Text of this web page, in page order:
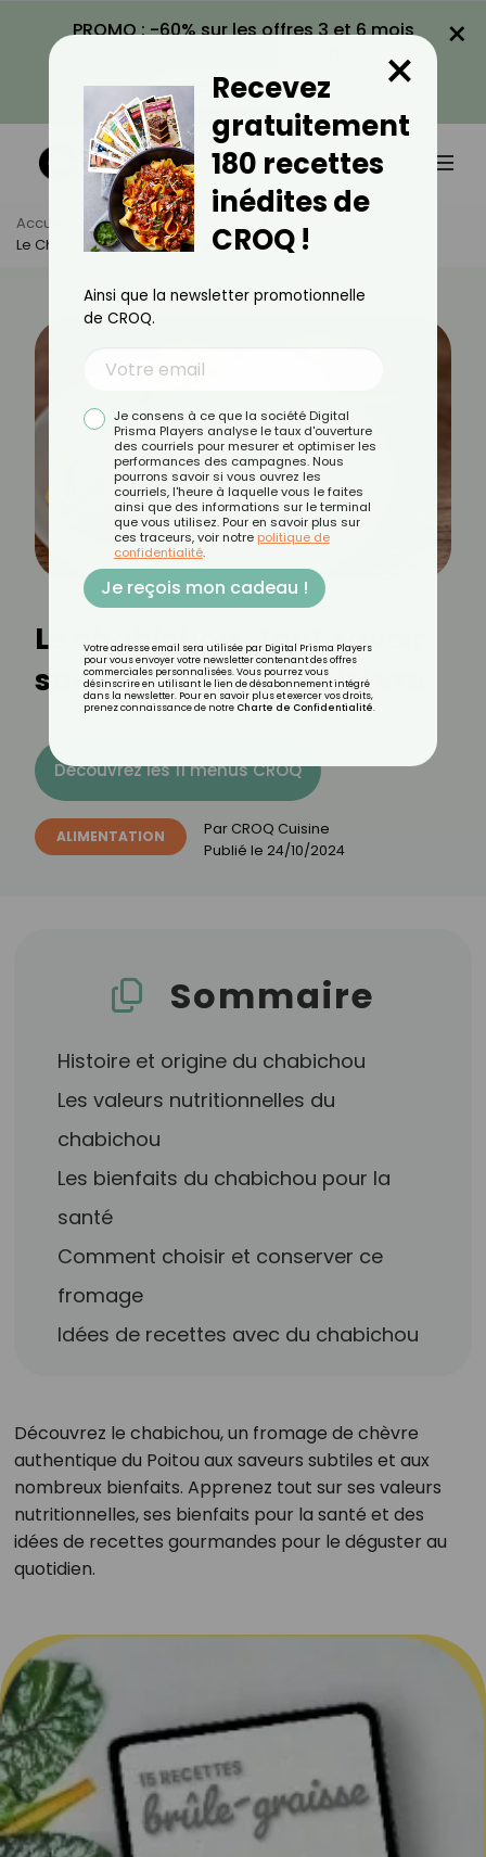
PROMO : -60% sur les offres 3 et 6 mois
VOIR LA PROMO
×
Accueil Actus
Alimentation
Le Chabichou : Tout Savoir Sur Ce Fromage De Chèvre
Le chabichou : tout savoir
sur ce fromage de chèvre
Découvrez les 11 menus CROQ
ALIMENTATION Par CROQ Cuisine
Publié le 24/10/2024
Sommaire
Histoire et origine du chabichou
Les valeurs nutritionnelles du
chabichou
Les bienfaits du chabichou pour la
santé
Comment choisir et conserver ce
fromage
Idées de recettes avec du chabichou
Découvrez le chabichou, un fromage de chèvre
authentique du Poitou aux saveurs subtiles et aux
nombreux bienfaits. Apprenez tout sur ses valeurs
nutritionnelles, ses bienfaits pour la santé et des
idées de recettes gourmandes pour le déguster au
quotidien.
Recevez
gratuitement
180 recettes
inédites de
CROQ !
×
Ainsi que la newsletter promotionnelle
de CROQ.
Je consens à ce que la société Digital
Prisma Players analyse le taux d'ouverture
des courriels pour mesurer et optimiser les
performances des campagnes. Nous
pourrons savoir si vous ouvrez les
courriels, l'heure à laquelle vous le faites
ainsi que des informations sur le terminal
que vous utilisez. Pour en savoir plus sur
ces traceurs, voir notre politique de
confidentialité.
Je reçois mon cadeau !
Votre adresse email sera utilisée par Digital Prisma Players
pour vous envoyer votre newsletter contenant des offres
commerciales personnalisées. Vous pourrez vous
désinscrire en utilisant le lien de désabonnement intégré
dans la newsletter. Pour en savoir plus et exercer vos droits,
prenez connaissance de notre Charte de Confidentialité.